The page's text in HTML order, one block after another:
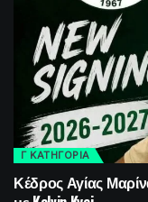
Γ ΚΑΤΗΓΟΡΙΑ
Κέδρος Αγίας